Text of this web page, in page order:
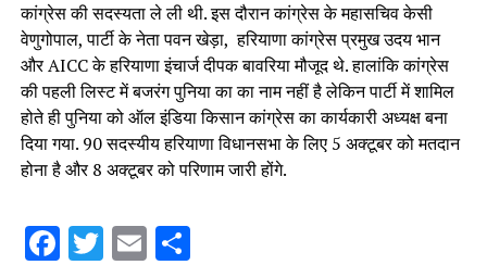
कांग्रेस की सदस्यता ले ली थी. इस दौरान कांग्रेस के महासचिव केसी
वेणुगोपाल, पार्टी के नेता पवन खेड़ा, हरियाणा कांग्रेस प्रमुख उदय भान
और AICC के हरियाणा इंचार्ज दीपक बावरिया मौजूद थे. हालांकि कांग्रेस
की पहली लिस्ट में बजरंग पुनिया का का नाम नहीं है लेकिन पार्टी में शामिल
होते ही पुनिया को ऑल इंडिया किसान कांग्रेस का कार्यकारी अध्यक्ष बना
दिया गया. 90 सदस्यीय हरियाणा विधानसभा के लिए 5 अक्टूबर को मतदान
होना है और 8 अक्टूबर को परिणाम जारी होंगे.
Facebook
Twitter
EmailShare